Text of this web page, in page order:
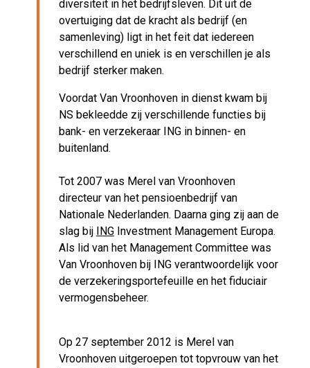
diversiteit in het bedrijfsleven. Dit uit de
overtuiging dat de kracht als bedrijf (en
samenleving) ligt in het feit dat iedereen
verschillend en uniek is en verschillen je als
bedrijf sterker maken.
Voordat Van Vroonhoven in dienst kwam bij
NS bekleedde zij verschillende functies bij
bank- en verzekeraar ING in binnen- en
buitenland.
Tot 2007 was Merel van Vroonhoven
directeur van het pensioenbedrijf van
Nationale Nederlanden. Daarna ging zij aan de
slag bij
ING Investment Management Europa.
Als lid van het Management Committee was
Van Vroonhoven bij ING verantwoordelijk voor
de verzekeringsportefeuille en het fiduciair
vermogensbeheer.
Op 27 september 2012 is Merel van
Vroonhoven uitgeroepen tot topvrouw van het